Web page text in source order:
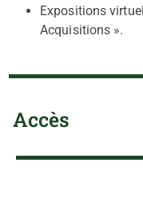
Expositions
Acquisitions ».
Accès